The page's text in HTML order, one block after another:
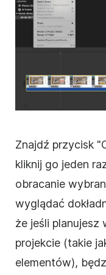
Znajdź przycisk
kliknij go jeden
obracanie
wyglądać
że jeśli planujesz
projekcie (takie
elementów),